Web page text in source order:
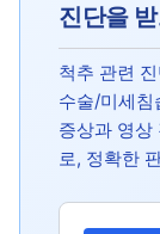
진단을
척추 관련
수술/미세침
증상과 영상
로, 정확한